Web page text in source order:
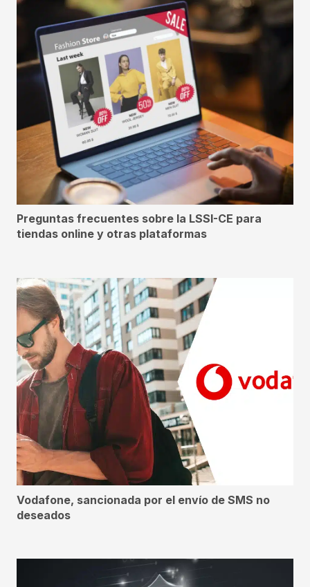
Preguntas frecuentes sobre la LSSI-CE para
tiendas online y otras plataformas
Vodafone, sancionada por el envío de SMS no
deseados